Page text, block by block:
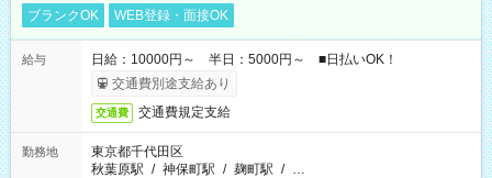
ブランクOK
WEB登録・面接OK
給与
日給：10000円～ 半日：5000円～ ■日払いOK！
交通費別途支給あり
交通費 交通費規定支給
勤務地
東京都千代田区
秋葉原駅 / 神保町駅 / 麹町駅 / …